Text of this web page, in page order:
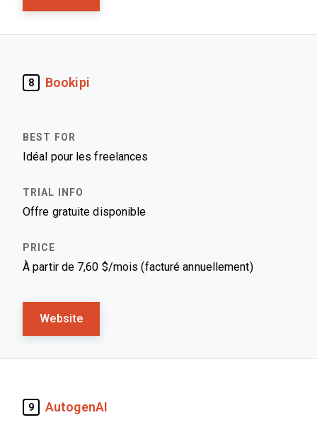
8 Bookipi
Idéal pour les freelances
Offre gratuite disponible
À partir de 7,60 $/mois (facturé annuellement)
Website
9 AutogenAI